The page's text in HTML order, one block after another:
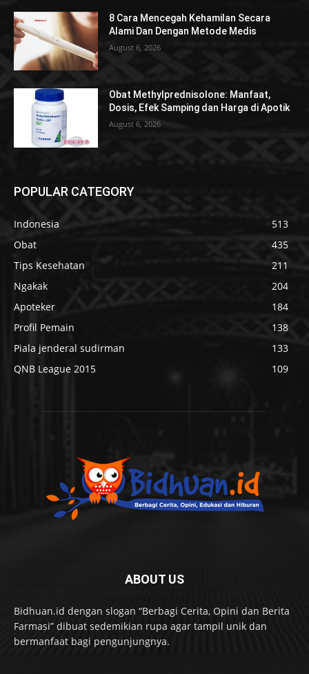
8 Cara Mencegah Kehamilan Secara
Alami Dan Dengan Metode Medis
August 6, 2026
Obat Methylprednisolone: Manfaat,
Dosis, Efek Samping dan Harga di Apotik
August 6, 2026
POPULAR CATEGORY
Indonesia
513
Obat
435
Tips Kesehatan
211
Ngakak
204
Apoteker
184
Profil Pemain
138
Piala jenderal sudirman
133
QNB League 2015
109
ABOUT US
Bidhuan.id dengan slogan “Berbagi Cerita, Opini dan Berita
Farmasi” dibuat sedemikian rupa agar tampil unik dan
bermanfaat bagi pengunjungnya.